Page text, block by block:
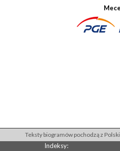
Teksty biogramów pochodzą z
Indeksy: